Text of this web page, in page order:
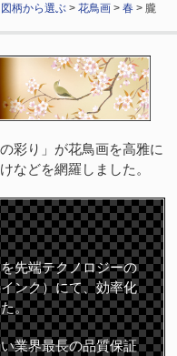
図柄から選ぶ >花鳥画 >春 > 朧
彩り」が花鳥画を高雅に
などを網羅しました。
先端テクノロジーの
ンク）にて、効率化
。
業界最長の品質保証